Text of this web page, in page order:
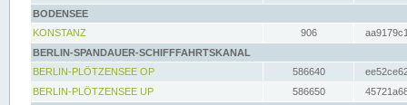
BODENSEE
KONSTANZ
906
BERLIN-SPANDAUER-SCHIFFFAHRTSKANAL
BERLIN-PLÖTZENSEE OP
586640
BERLIN-PLÖTZENSEE UP
586650